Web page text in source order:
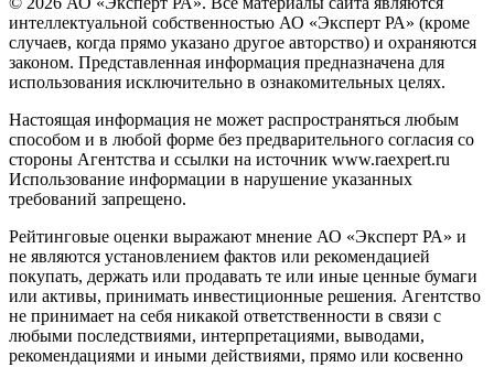
интеллектуальной собственностью АО «Эксперт РА» (кроме
случаев, когда прямо указано другое авторство) и охраняются
законом. Представленная информация предназначена для
использования исключительно в ознакомительных целях.
Настоящая информация не может распространяться любым
способом и в любой форме без предварительного согласия со
стороны Агентства и ссылки на источник www.raexpert.ru
Использование информации в нарушение указанных
требований запрещено.
Рейтинговые оценки выражают мнение АО «Эксперт РА» и
не являются установлением фактов или рекомендацией
покупать, держать или продавать те или иные ценные бумаги
или активы, принимать инвестиционные решения. Агентство
не принимает на себя никакой ответственности в связи с
любыми последствиями, интерпретациями, выводами,
рекомендациями и иными действиями, прямо или косвенно